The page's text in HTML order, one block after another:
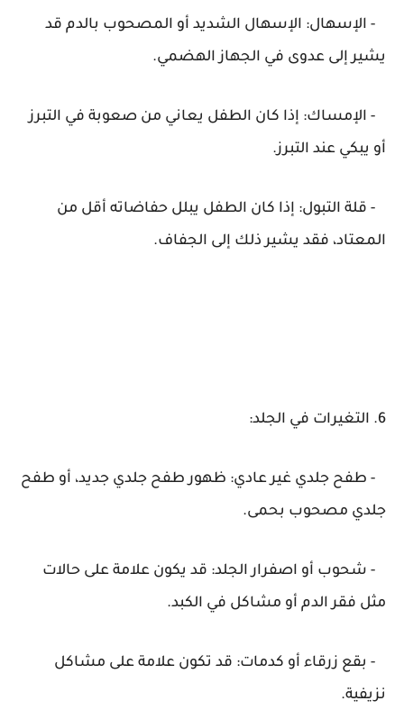
- الإسهال: الإسهال الشديد أو المصحوب بالدم قد
يشير إلى عدوى في الجهاز الهضمي.
- الإمساك: إذا كان الطفل يعاني من صعوبة في التبرز
أو يبكي عند التبرز.
- قلة التبول: إذا كان الطفل يبلل حفاضاته أقل من
المعتاد، فقد يشير ذلك إلى الجفاف.
6. التغيرات في الجلد:
- طفح جلدي غير عادي: ظهور طفح جلدي جديد، أو طفح
جلدي مصحوب بحمى.
- شحوب أو اصفرار الجلد: قد يكون علامة على حالات
مثل فقر الدم أو مشاكل في الكبد.
- بقع زرقاء أو كدمات: قد تكون علامة على مشاكل
نزيفية.